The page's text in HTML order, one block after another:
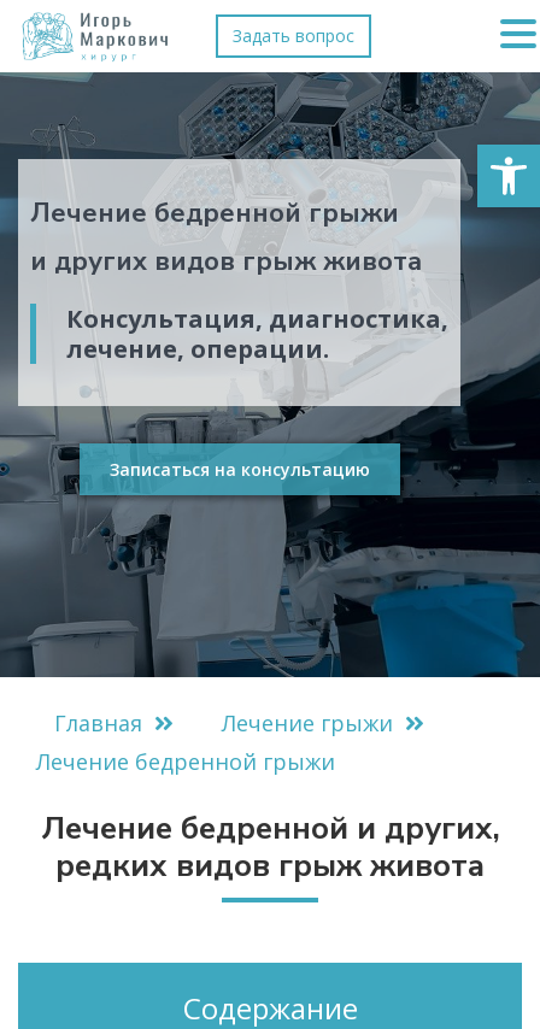
Задать вопрос
Лечение бедренной грыжи
и других видов грыж живота
Консультация, диагностика,
лечение, операции.
Записаться на консультацию
Главная
Лечение грыжи
Лечение бедренной грыжи
Лечение бедренной и других,
редких видов грыж живота
Содержание